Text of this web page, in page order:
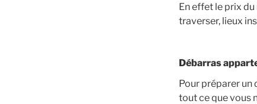
En effet le prix
traverser, lieux
Débarras
Pour préparer un
tout ce que vous